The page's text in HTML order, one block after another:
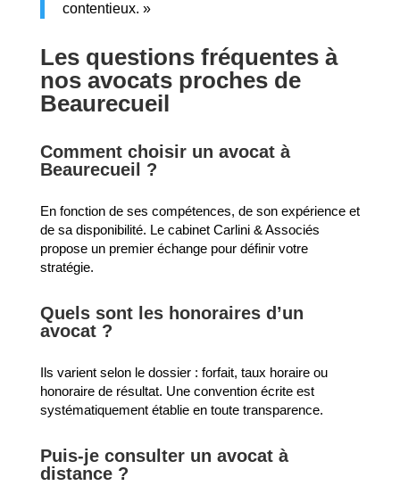
contentieux. »
Les questions fréquentes à
nos avocats proches de
Beaurecueil
Comment choisir un avocat à
Beaurecueil ?
En fonction de ses compétences, de son expérience et
de sa disponibilité. Le cabinet Carlini & Associés
propose un premier échange pour définir votre
stratégie.
Quels sont les honoraires d’un
avocat ?
Ils varient selon le dossier : forfait, taux horaire ou
honoraire de résultat. Une convention écrite est
systématiquement établie en toute transparence.
Puis-je consulter un avocat à
distance ?